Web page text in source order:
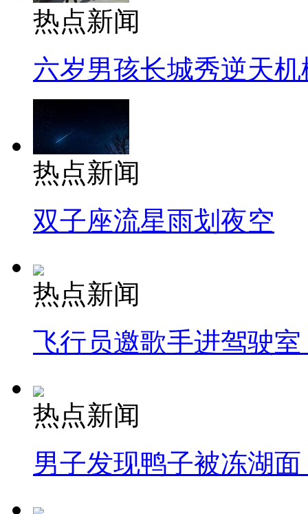
热点新闻
六岁男孩长城秀逆天机
热点新闻
双子座流星雨划夜空
热点新闻
飞行员邀歌手进驾驶
热点新闻
男子发现鸭子被冻湖